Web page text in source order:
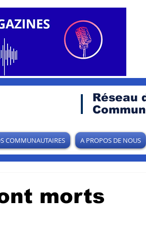
Réseau
COMMUNAUTAIRES A PROPOS DE NOUS
morts